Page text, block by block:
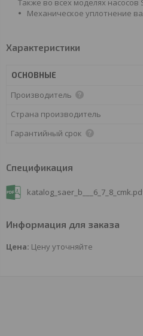
Также во всех моделях насосов
Механическое уплотнение
Характеристики
ОСНОВНЫЕ
Производитель
Страна производитель
Гарантийный срок
Спецификация
Информация для заказа
Цена: Цену уточняйте